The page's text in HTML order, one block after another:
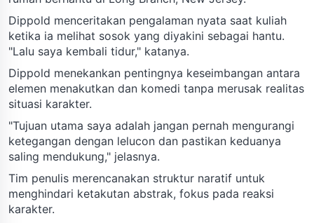
Dippold menceritakan pengalaman nyata saat kuliah
ketika ia melihat sosok yang diyakini sebagai hantu.
"Lalu saya kembali tidur," katanya.
Dippold menekankan pentingnya keseimbangan antara
elemen menakutkan dan komedi tanpa merusak realitas
situasi karakter.
"Tujuan utama saya adalah jangan pernah mengurangi
ketegangan dengan lelucon dan pastikan keduanya
saling mendukung," jelasnya.
Tim penulis merencanakan struktur naratif untuk
menghindari ketakutan abstrak, fokus pada reaksi
karakter.